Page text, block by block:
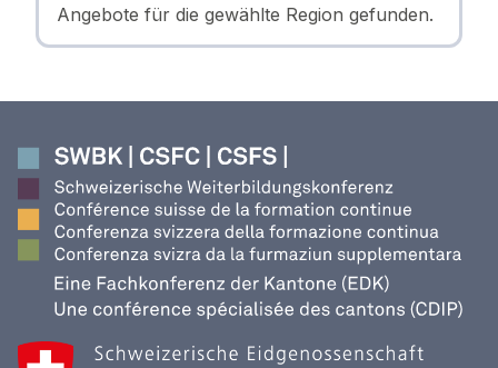
Angebote für die gewählte Region gefunden.